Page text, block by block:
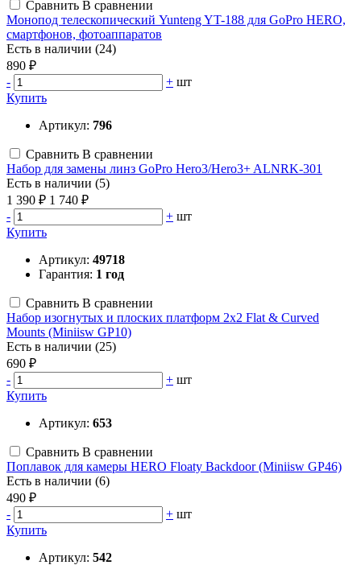
Сравнить В сравнении
Монопод телескопический Yunteng YT-188 для GoPro HERO,
смартфонов, фотоаппаратов
Есть в наличии (24)
890 ₽
-
+ шт
Купить
Артикул: 796
Сравнить В сравнении
Набор для замены линз GoPro Hero3/Hero3+ ALNRK-301
Есть в наличии (5)
1 390 ₽ 1 740 ₽
-
+ шт
Купить
Артикул: 49718
Гарантия: 1 год
Сравнить В сравнении
Набор изогнутых и плоских платформ 2x2 Flat & Curved
Mounts (Miniisw GP10)
Есть в наличии (25)
690 ₽
-
+ шт
Купить
Артикул: 653
Сравнить В сравнении
Поплавок для камеры HERO Floaty Backdoor (Miniisw GP46)
Есть в наличии (6)
490 ₽
-
+ шт
Купить
Артикул: 542